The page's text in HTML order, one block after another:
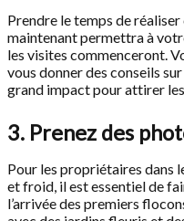
Prendre le temps de
maintenant permettra à
les visites commenceront.
vous donner des conseils
grand impact pour attirer
3. Prenez des
Pour les propriétaires dans
et froid, il est essentiel de
l’arrivée des premiers